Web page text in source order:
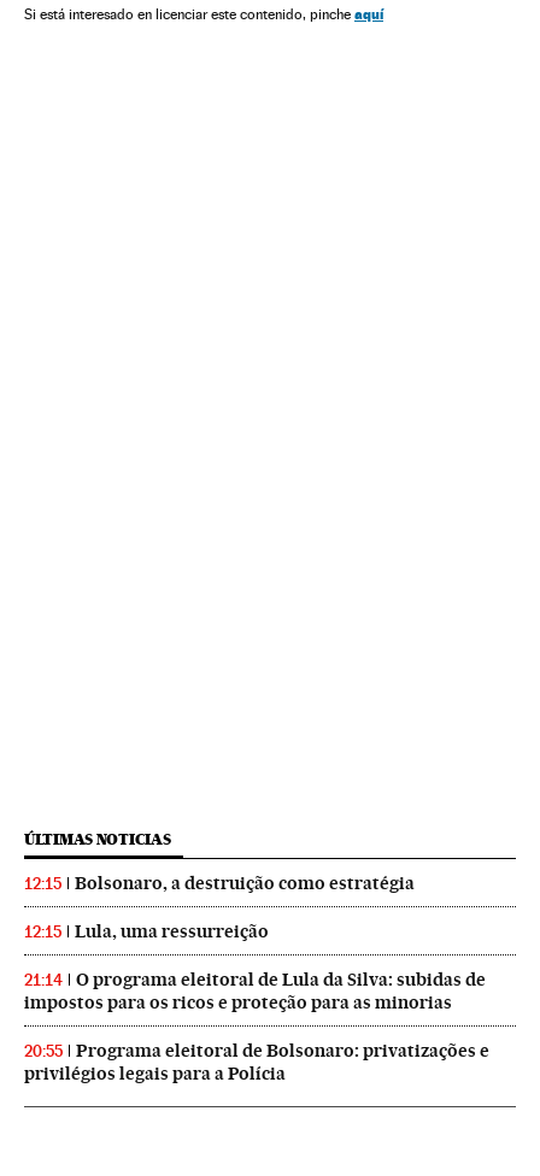
Si está interesado en licenciar este contenido, pinche aquí
ÚLTIMAS NOTICIAS
12:15 Bolsonaro, a destruição como estratégia
12:15 Lula, uma ressurreição
21:14
O programa eleitoral de Lula da Silva: subidas de
impostos para os ricos e proteção para as minorias
20:55
Programa eleitoral de Bolsonaro: privatizações e
privilégios legais para a Polícia